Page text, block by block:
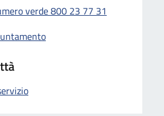
verde 800 23 77 31